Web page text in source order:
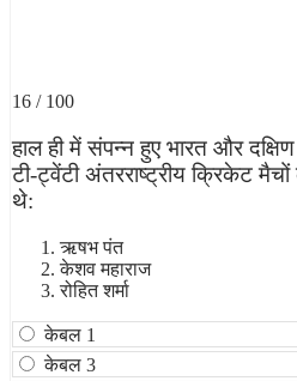
16 / 100
हाल ही में संपन्न हुए भारत और
टी-ट्वेंटी अंतरराष्ट्रीय क्रिकेट
थे:
ऋषभ पंत
केशव महाराज
रोहित शर्मा
केबल 1
केबल 3